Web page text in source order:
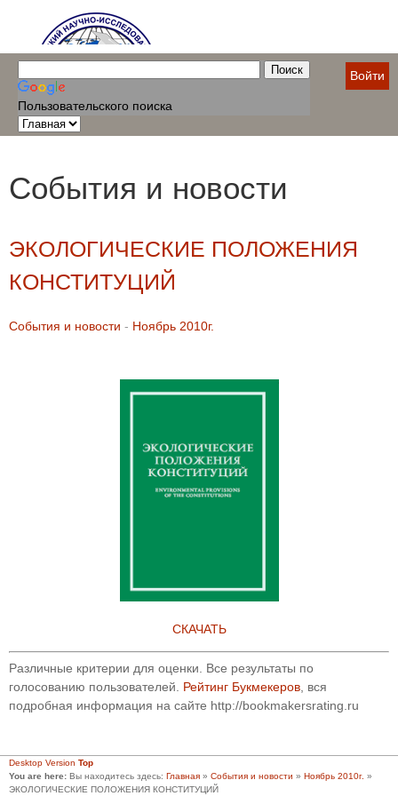
Пользовательского поиска
Войти
События и новости
ЭКОЛОГИЧЕСКИЕ ПОЛОЖЕНИЯ
КОНСТИТУЦИЙ
События и новости - Ноябрь 2010г.
СКАЧАТЬ
Различные критерии для оценки. Все результаты по
голосованию пользователей. Рейтинг Букмекеров, вся
подробная информация на сайте http://bookmakersrating.ru
Desktop Version Top
You are here: Вы находитесь здесь: Главная » События и новости » Ноябрь 2010г. »
ЭКОЛОГИЧЕСКИЕ ПОЛОЖЕНИЯ КОНСТИТУЦИЙ